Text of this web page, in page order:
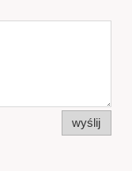
wyślij